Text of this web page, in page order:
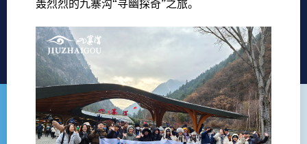
轰烈烈的九寨沟“寻幽探奇”之旅。